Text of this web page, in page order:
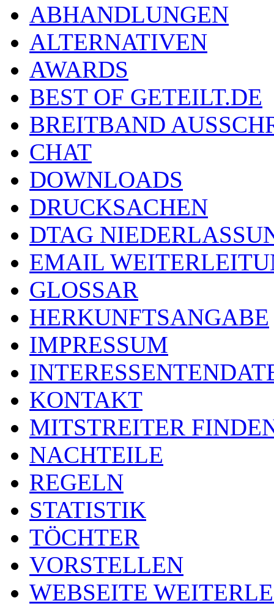
ABHANDLUNGEN
ALTERNATIVEN
AWARDS
BEST OF GETEILT.DE
BREITBAND
CHAT
DOWNLOADS
DRUCKSACHEN
DTAG
EMAIL
GLOSSAR
HERKUNFTSANGABE
IMPRESSUM
KONTAKT
MITSTREITER
NACHTEILE
REGELN
STATISTIK
TÖCHTER
VORSTELLEN
WEBSEITE